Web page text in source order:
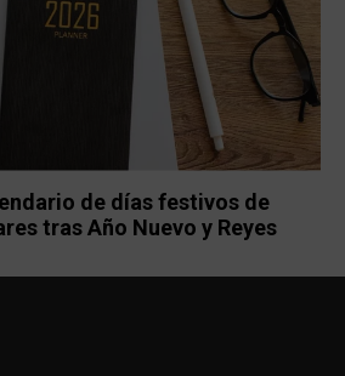
de días festivos de
tras Año Nuevo y Reyes